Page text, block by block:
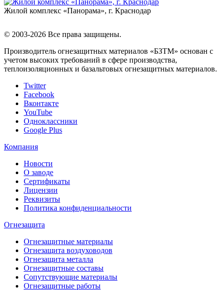
Жилой комплекс «Панорама», г. Краснодар
© 2003-2026 Все права защищены.
Производитель огнезащитных материалов «БЗТМ» основан с
учетом высоких требований в сфере производства,
теплоизоляционных и базальтовых огнезащитных материалов.
Twitter
Facebook
Вконтакте
YouTube
Одноклассники
Google Plus
Компания
Новости
О заводе
Сертификаты
Лицензии
Реквизиты
Политика конфиденциальности
Огнезащита
Огнезащитные материалы
Огнезащита воздуховодов
Огнезащита металлa
Огнезащитные составы
Сопутствующие материалы
Огнезащитные работы